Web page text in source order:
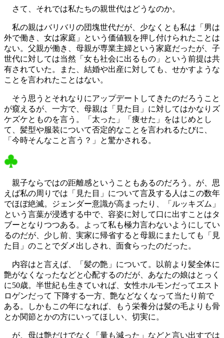
さて、それでは私たちの親世代はどうなのか。
私の親はバリバリの団塊世代だが、少なくとも私は「男は
外で働き、女は家庭」という価値観を押し付けられたことは
ない。父親が働き、母親が専業主婦という家庭だったが、子
世代に対しては当然「女も社会に出るもの」という前提は共
有されていた。また、結婚や出産に対しても、せかすような
ことを言われたことはない。
そう思うとそれなりにアップデートしてきたのだろうこと
が窺えるが、一方で、母親は「見た目」に対してはかなりズ
ケズケとものを言う。「太った」「痩せた」をはじめとし
て、髪型や服装について否定的なことを言われるたびに、
「今時そんなこと言う？」と驚かされる。
親子ならではの距離感ということもあるのだろう。が、思
えば私の周りでは「見た目」について言及する人はこの数年
でほぼ絶滅。ジェンダー意識が高まったり、「ルッキズム」
という言葉が浸透する中で、容姿に対して口に出すことはタ
ブーとなりつつある。よって私も極力言わないようにしてい
るのだが、少し前、実家に帰省すると母親にまたしても「見
た目」のことでダメ出しされ、面食らったのだった。
内容はと言えば、「髪の艶」について。以前より髪全体に
艶がなくなったなどと心配するのだが、あなたの娘はとっく
に50歳。半世紀も生きていれば、女性ホルモンだってエスト
ロゲンだって 下降する一方、艶などなくなって当たり前で
ある。しかもこの年になれば、もう栄養分は髪の毛よりも骨
とか関節とかの方にいってほしい、切実に。
が、母は艶だけでなく「量も減った」などと言い出すでは